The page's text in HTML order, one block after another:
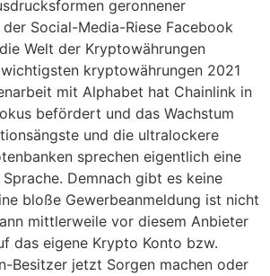
geronnener
Social-Media-Riese Facebook
Welt der Kryptowährungen
kryptowährungen 2021
mit Alphabet hat Chainlink in
befördert und das Wachstum
und die ultralockere
sprechen eigentlich eine
Demnach gibt es keine
bloße Gewerbeanmeldung ist nicht
mittlerweile vor diesem Anbieter
das eigene Krypto Konto bzw.
Besitzer jetzt Sorgen machen oder